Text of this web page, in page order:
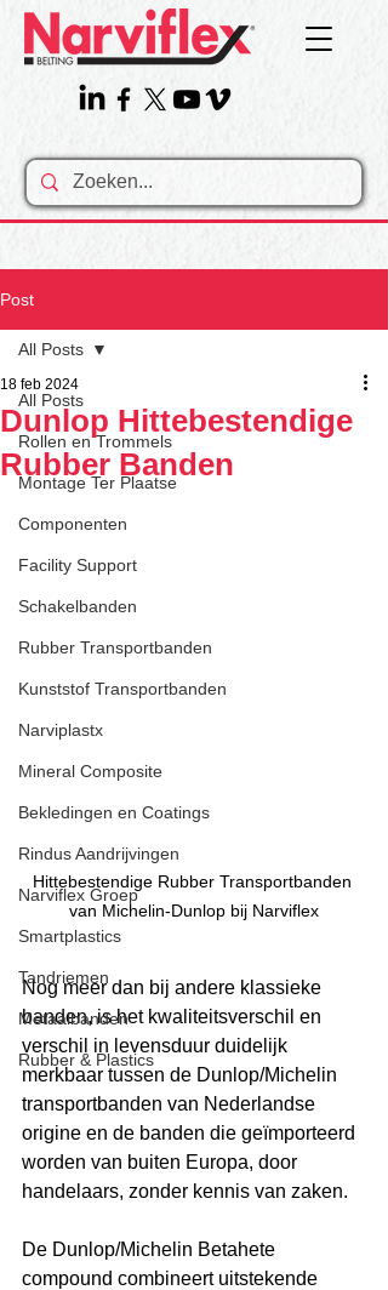
Post
All Posts
Rollen en Trommels
Montage Ter Plaatse
Componenten
Facility Support
Schakelbanden
Rubber Transportbanden
Kunststof Transportbanden
Narviplastx
Mineral Composite
Bekledingen en Coatings
Rindus Aandrijvingen
Narviflex Groep
Smartplastics
Tandriemen
Metaalbanden
Rubber & Plastics
All Posts
Dunlop Hittebestendige
Rubber Banden
18 feb 2024
Hittebestendige Rubber Transportbanden
van Michelin-Dunlop bij Narviflex
Nog meer dan bij andere klassieke
banden, is het kwaliteitsverschil en
verschil in levensduur duidelijk
merkbaar tussen de Dunlop/Michelin
transportbanden van Nederlandse
origine en de banden die geïmporteerd
worden van buiten Europa, door
handelaars, zonder kennis van zaken.
De Dunlop/Michelin Betahete
compound combineert uitstekende